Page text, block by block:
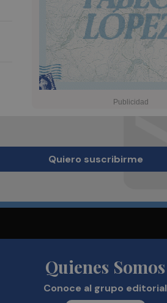
Quiero suscribirme
Quienes Somos
Conoce al grupo editorial